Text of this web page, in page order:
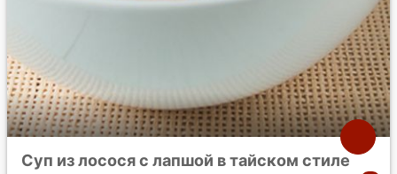
Суп из лосося с лапшой в тайском стиле